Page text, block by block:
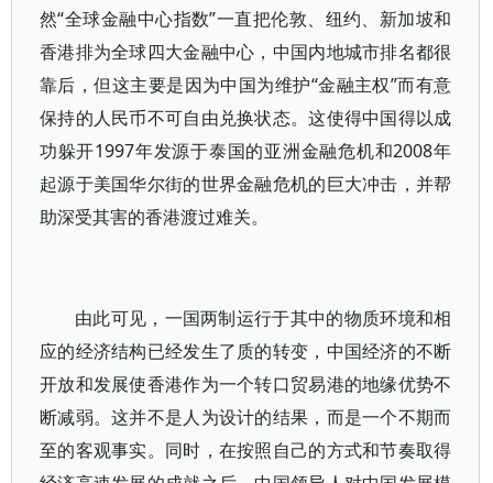
然“全球金融中心指数”一直把伦敦、纽约、新加坡和
香港排为全球四大金融中心，中国内地城市排名都很
靠后，但这主要是因为中国为维护“金融主权”而有意
保持的人民币不可自由兑换状态。这使得中国得以成
功躲开1997年发源于泰国的亚洲金融危机和2008年
起源于美国华尔街的世界金融危机的巨大冲击，并帮
助深受其害的香港渡过难关。
由此可见，一国两制运行于其中的物质环境和相
应的经济结构已经发生了质的转变，中国经济的不断
开放和发展使香港作为一个转口贸易港的地缘优势不
断减弱。这并不是人为设计的结果，而是一个不期而
至的客观事实。同时，在按照自己的方式和节奏取得